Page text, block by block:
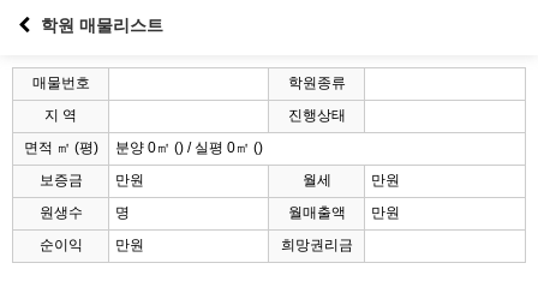
학원 매물리스트
매물번호
학원종류
지 역
진행상태
면적 ㎡ (평)
분양 0㎡ () / 실평 0㎡ ()
보증금
만원 월세
만원
원생수
명 월매출액
만원
순이익
만원 희망권리금